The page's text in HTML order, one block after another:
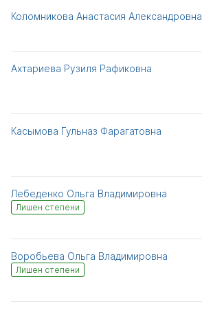
Коломникова Анастасия Александровна
Ахтариева Рузиля Рафиковна
Касымова Гульназ Фарагатовна
Лебеденко Ольга Владимировна
Лишен степени
Воробьева Ольга Владимировна
Лишен степени